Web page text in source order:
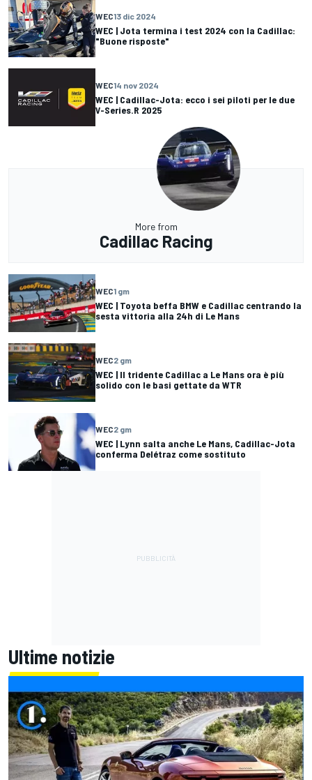
WEC13 dic 2024
WEC | Jota termina i test 2024 con la Cadillac:
"Buone risposte"
WEC14 nov 2024
WEC | Cadillac-Jota: ecco i sei piloti per le due
V-Series.R 2025
More from
Cadillac Racing
WEC1 gm
WEC | Toyota beffa BMW e Cadillac centrando la
sesta vittoria alla 24h di Le Mans
WEC2 gm
WEC | Il tridente Cadillac a Le Mans ora è più
solido con le basi gettate da WTR
WEC2 gm
WEC | Lynn salta anche Le Mans, Cadillac-Jota
conferma Delétraz come sostituto
Ultime notizie